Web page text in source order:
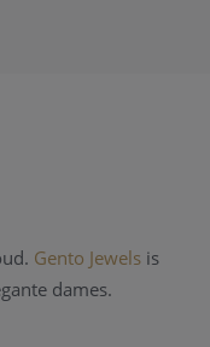
Gento Jewels is
dames.